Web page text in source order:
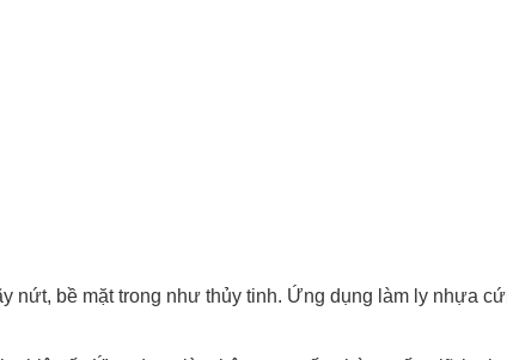
nứt, bề mặt trong như thủy tinh. Ứng dụng làm ly nhựa